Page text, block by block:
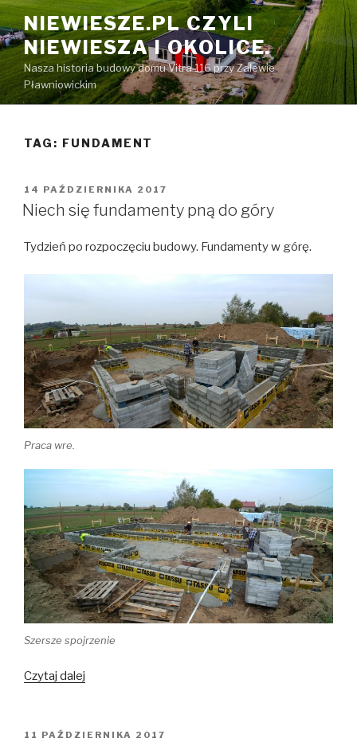
Przeskocz
do
treści
NIEWIESZE.PL CZYLI
NIEWIESZA I OKOLICE.
Nasza historia budowy domu Vitra 116 przy Zalewie
Pławniowickim
TAG: FUNDAMENT
OPUBLIKOWANE
W
14 PAŹDZIERNIKA 2017
Niech się fundamenty pną do góry
Tydzień po rozpoczęciu budowy. Fundamenty w górę.
Praca wre.
Szersze spojrzenie
Czytaj dalej
pną
OPUBLIKOWANE
11 PAŹDZIERNIKA 2017